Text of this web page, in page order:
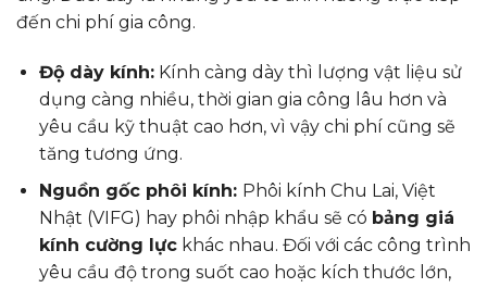
đến chi phí gia công.
Độ dày kính:Kính càng dày thì lượng vật liệu sử
dụng càng nhiều, thời gian gia công lâu hơn và
yêu cầu kỹ thuật cao hơn, vì vậy chi phí cũng sẽ
tăng tương ứng.
Nguồn gốc phôi kính: Phôi kính Chu Lai, Việt
Nhật (VIFG) hay phôi nhập khẩu sẽ có bảng giá
kính cường lựckhác nhau. Đối với các công trình
yêu cầu độ trong suốt cao hoặc kích thước lớn,